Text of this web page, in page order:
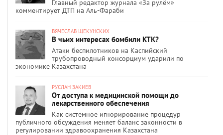
Главный редактор журнала «За рулём»
комментирует ДТП на Аль-Фараби
ВЯЧЕСЛАВ ЩЕКУНСКИХ
В чьих интересах бомбили КТК?
Атаки беспилотников на Каспийский
трубопроводный консорциум ударили по
экономике Казахстана
РУСЛАН ЗАКИЕВ
От доступа к медицинской помощи до
лекарственного обеспечения
Как системное игнорирование процедур
публичного обсуждения меняет баланс законности в
регулировании здравоохранения Казахстана